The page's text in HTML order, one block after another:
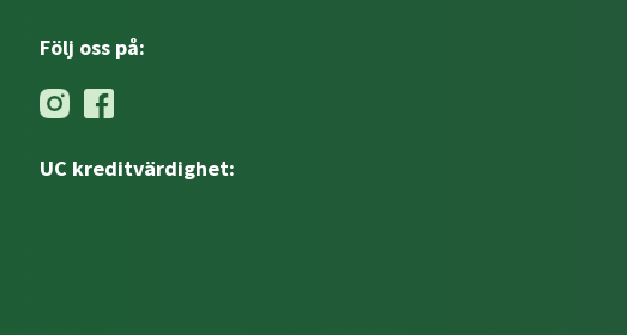
Följ oss på:
UC kreditvärdighet: